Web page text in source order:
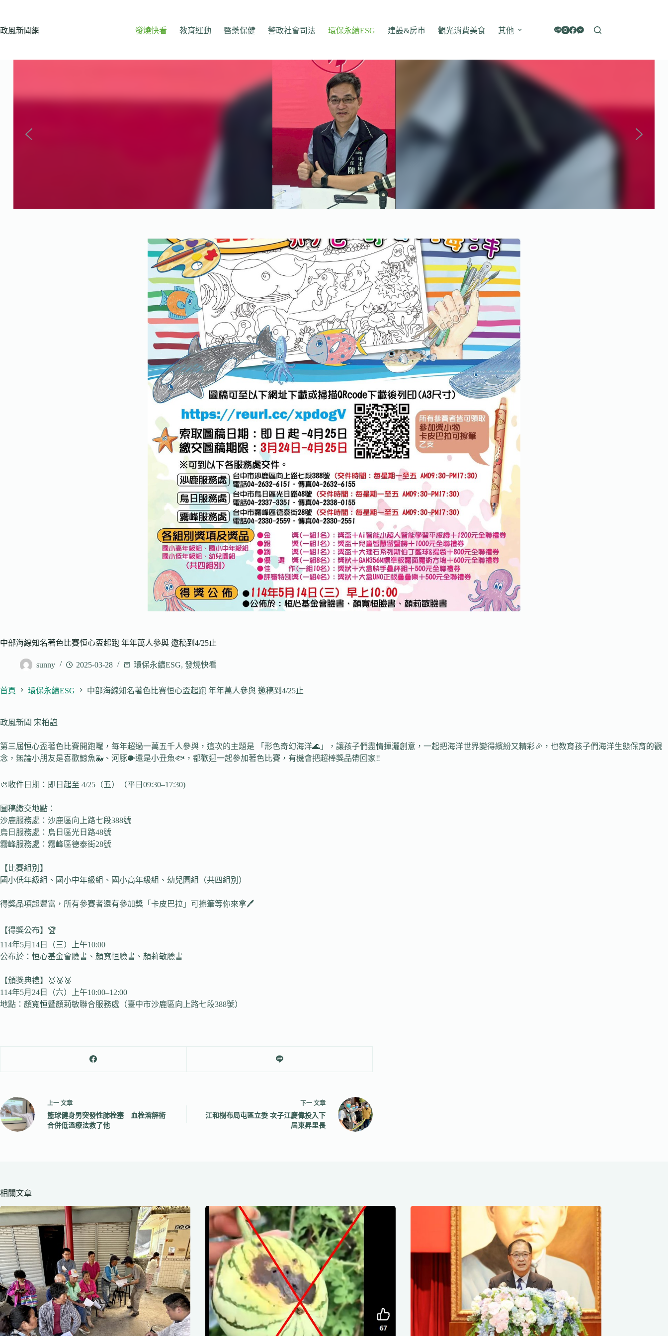
主
政風新聞網 發燒快看 教育運動 醫藥保健 警政社會司法 環保永續ESG 建設&房市 觀光消費美食 其他
中部海線知名著色比賽恒心盃起跑 年年萬人參與 邀稿到4/25止
sunny 2025-03-28 環保永續ESG, 發燒快看
首頁 環保永續ESG 中部海線知名著色比賽恒心盃起跑 年年萬人參與 邀稿到4/25止
政風新聞 宋柏誼
第三屆恒心盃著色比賽開跑囉，每年超過一萬五千人參與，這次的主題是 「形色奇幻海洋🌊」，讓孩子們盡情揮灑創意，一起把海洋世界變得繽紛又精彩🎉，也教育孩子們海洋生態保育的觀
念，無論小朋友是喜歡鯨魚🐳、河豚🐡還是小丑魚🐟，都歡迎一起參加著色比賽，有機會把超棒獎品帶回家‼️
🎨收件日期：即日起至 4/25（五）（平日09:30–17:30)
圖稿繳交地點：
沙鹿服務處：沙鹿區向上路七段388號
烏日服務處：烏日區光日路48號
霧峰服務處：霧峰區德泰街28號
【比賽組別】
國小低年級組、國小中年級組、國小高年級組、幼兒園組（共四組別）
得獎品項超豐富，所有參賽者還有參加獎「卡皮巴拉」可擦筆等你來拿🖊️
【得獎公布】🏆
114年5月14日（三）上午10:00
公布於：恒心基金會臉書、顏寬恒臉書、顏莉敏臉書
【頒獎典禮】🥇🥈🥉
114年5月24日（六）上午10:00–12:00
地點：顏寬恒暨顏莉敏聯合服務處（臺中市沙鹿區向上路七段388號）
上一 文章
籃球健身男突發性肺栓塞 血栓溶解術
合併低溫療法救了他
下一 文章
江和樹布局屯區立委 次子江慶偉投入下
屆東昇里長
相關文章